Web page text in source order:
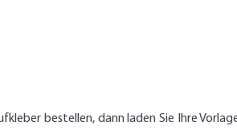
bestellen, dann laden Sie Ihre